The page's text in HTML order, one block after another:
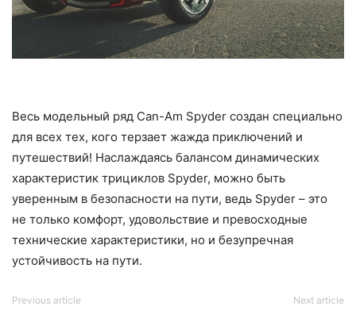
Весь модельный ряд Can-Am Spyder создан специально
для всех тех, кого терзает жажда приключений и
путешествий! Наслаждаясь балансом динамических
характеристик трициклов Spyder, можно быть
уверенным в безопасности на пути, ведь Spyder – это
не только комфорт, удовольствие и превосходные
технические характеристики, но и безупречная
устойчивость на пути.
Previous article Next article